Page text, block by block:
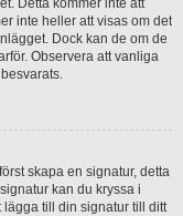
Detta kommer inte att
inte heller att visas om det
Dock kan de om de
Observera att vanliga
skapa en signatur, detta
kan du kryssa i
lägga till din signatur till ditt